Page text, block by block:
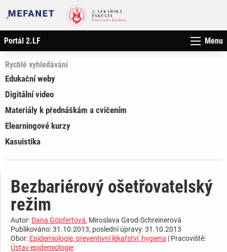
Portál 2.LF Menu
Rychlé vyhledávání
Edukační weby
Digitální video
Materiály k přednáškám a cvičením
Elearningové kurzy
Kasuistika
Bezbariérový ošetřovatelský
režim
Autor: Dana Göpfertová, Miroslava Girod-Schreinerová
Publikováno: 31.10.2013, poslední úpravy: 31.10.2013
Obor: Epidemiologie, preventivní lékařství, hygiena | Pracoviště:
Ústav epidemiologie